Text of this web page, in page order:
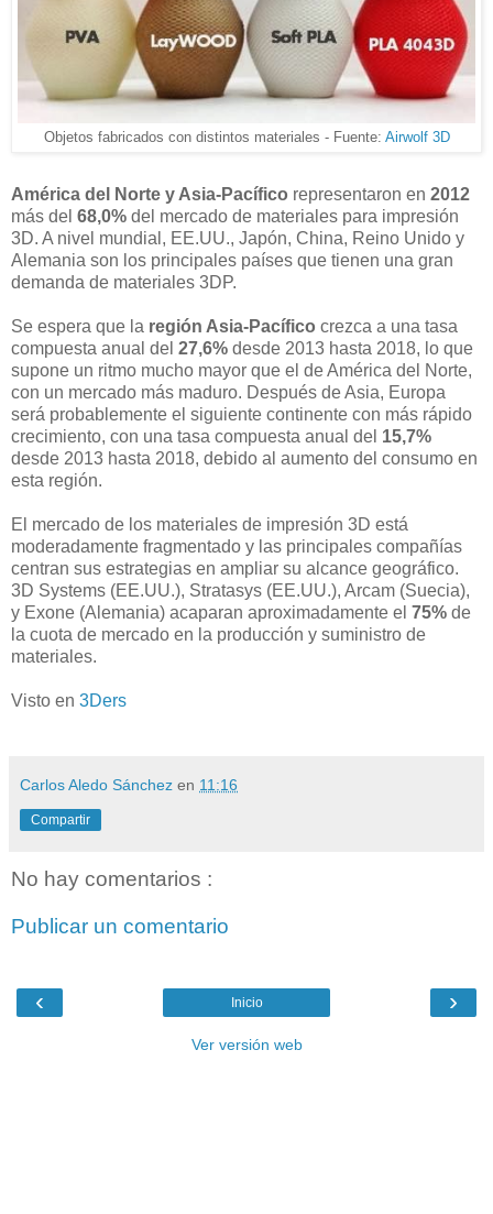
Objetos fabricados con distintos materiales - Fuente: Airwolf 3D
América del Norte y Asia-Pacífico representaron en 2012
más del 68,0% del mercado de materiales para impresión
3D. A nivel mundial, EE.UU., Japón, China, Reino Unido y
Alemania son los principales países que tienen una gran
demanda de materiales 3DP.
Se espera que la región Asia-Pacífico crezca a una tasa
compuesta anual del 27,6% desde 2013 hasta 2018, lo que
supone un ritmo mucho mayor que el de América del Norte,
con un mercado más maduro. Después de Asia, Europa
será probablemente el siguiente continente con más rápido
crecimiento, con una tasa compuesta anual del 15,7%
desde 2013 hasta 2018, debido al aumento del consumo en
esta región.
El mercado de los materiales de impresión 3D está
moderadamente fragmentado y las principales compañías
centran sus estrategias en ampliar su alcance geográfico.
3D Systems (EE.UU.), Stratasys (EE.UU.), Arcam (Suecia),
y Exone (Alemania) acaparan aproximadamente el 75% de
la cuota de mercado en la producción y suministro de
materiales.
Visto en 3Ders
Carlos Aledo Sánchez en 11:16
Compartir
No hay comentarios :
Publicar un comentario
‹ ›
Inicio
Ver versión web